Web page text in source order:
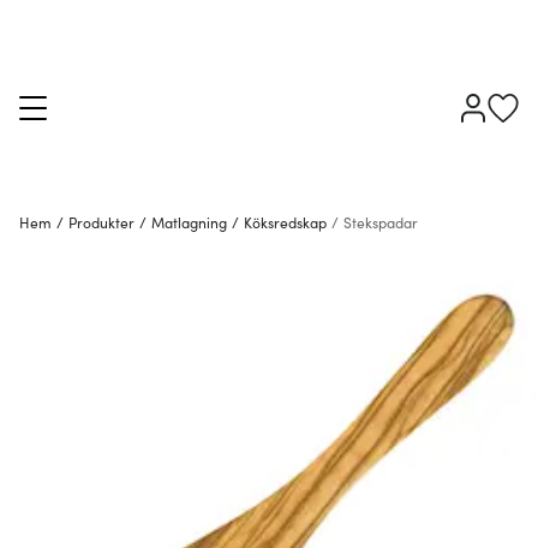
Hem / Produkter / Matlagning / Köksredskap / Stekspadar